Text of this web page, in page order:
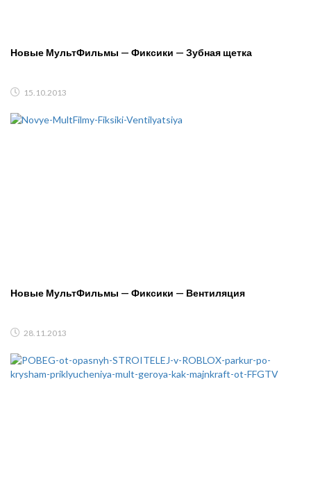
Новые МультФильмы — Фиксики — Зубная щетка
15.10.2013
Новые МультФильмы — Фиксики — Вентиляция
28.11.2013